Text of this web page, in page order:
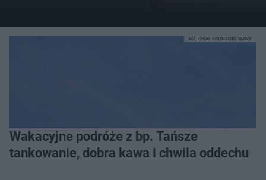
Wakacyjne podróże z bp. Tańsze
tankowanie, dobra kawa i chwila oddechu
MATERIAŁ SPONSOROWANY